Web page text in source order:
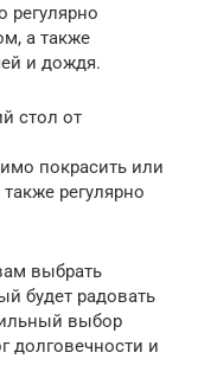
регулярно
а также
и дождя.
стол от
покрасить или
регулярно
выбрать
будет радовать
выбор
долговечности и